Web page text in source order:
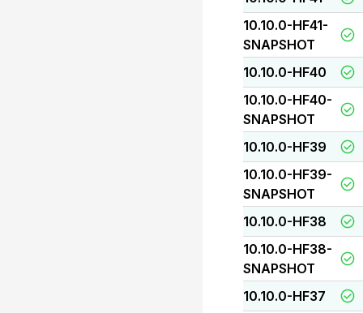
10.10.0-HF41-
SNAPSHOT
10.10.0-HF40
10.10.0-HF40-
SNAPSHOT
10.10.0-HF39
10.10.0-HF39-
SNAPSHOT
10.10.0-HF38
10.10.0-HF38-
SNAPSHOT
10.10.0-HF37